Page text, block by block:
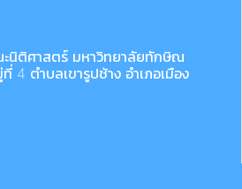
นิติศาสตร์ มหาวิทยาลัยทักษิณ
4 ตำบลเขารูปช้าง อำเภอเมือง